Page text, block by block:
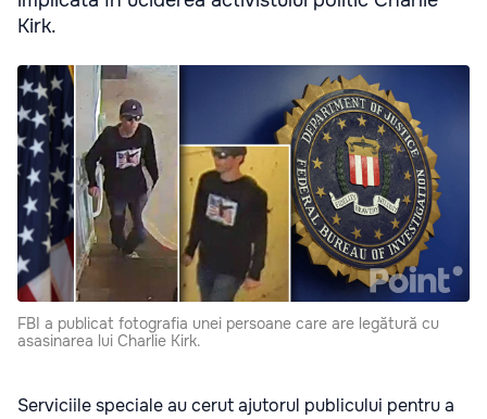
Kirk.
FBI a publicat fotografia unei persoane care are legătură cu
asasinarea lui Charlie Kirk.
Serviciile speciale au cerut ajutorul publicului pentru a